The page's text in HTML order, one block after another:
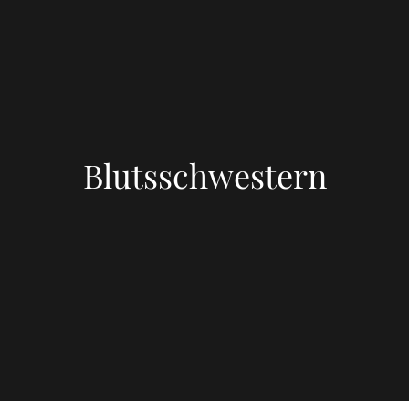
Blutsschwestern